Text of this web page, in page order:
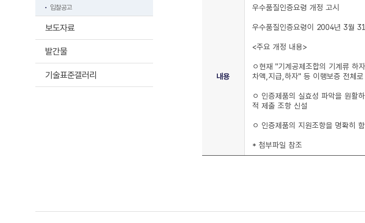
내용
우수품질인증요령 개정 고시
우수품질인증요령이 2004년 3월
<주요 개정 내용>
ㅇ현재 "기계공제조합의 기계류 하
차액,지급,하자" 등 이행보증 전체로
ㅇ 인증제품의 실효성 파악을 원활
적 제출 조항 신설
ㅇ 인증제품의 지원조항을 명확히 함
* 첨부파일 참조
입찰공고
보도자료
발간물
기술표준갤러리